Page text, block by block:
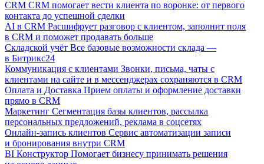
CRM CRM помогает вести клиента по воронке: от первого
контакта до успешной сделки
AI в CRM Расшифрует разговор с клиентом, заполнит поля
в CRM и поможет продавать больше
Складской учёт Все базовые возможности склада —
в Битрикс24
Коммуникация с клиентами Звонки, письма, чаты с
клиентами на сайте и в мессенджерах сохраняются в CRM
Оплата и Доставка Прием оплаты и оформление доставки
прямо в CRM
Маркетинг Сегментация базы клиентов, рассылка
персональных предложений, реклама в соцсетях
Онлайн-запись клиентов Сервис автоматизации записи
и бронирования внутри CRM
BI Конструктор Помогает бизнесу принимать решения